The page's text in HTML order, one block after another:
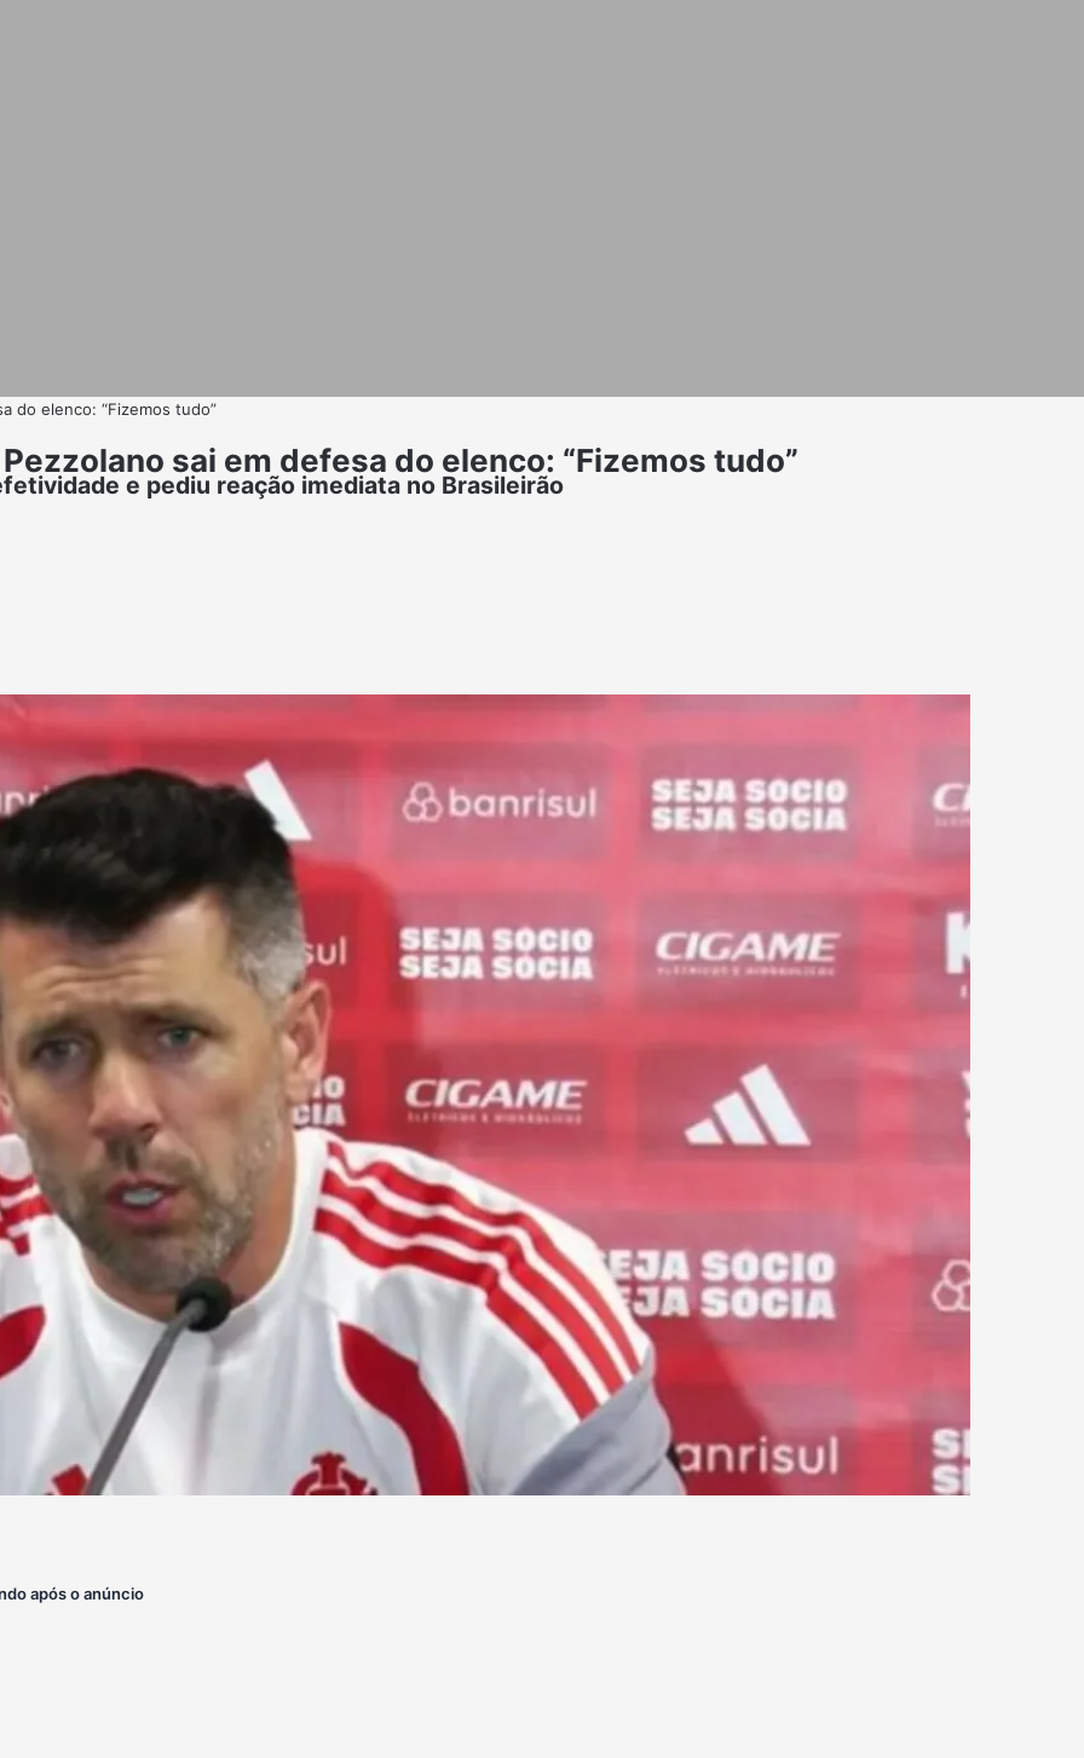
do elenco: “Fizemos tudo”
sai em defesa do elenco: “Fizemos tudo”
e pediu reação imediata no Brasileirão
após o anúncio